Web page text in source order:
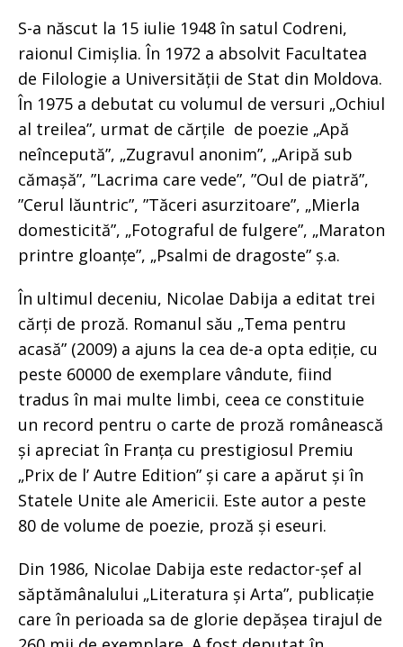
S-a născut la 15 iulie 1948 în satul Codreni,
raionul Cimișlia. În 1972 a absolvit Facultatea
de Filologie a Universității de Stat din Moldova.
În 1975 a debutat cu volumul de versuri „Ochiul
al treilea”, urmat de cărțile de poezie „Apă
neîncepută”, „Zugravul anonim”, „Aripă sub
cămașă”, ”Lacrima care vede”, ”Oul de piatră”,
”Cerul lăuntric”, ”Tăceri asurzitoare”, „Mierla
domesticită”, „Fotograful de fulgere”, „Maraton
printre gloanțe”, „Psalmi de dragoste” ș.a.
În ultimul deceniu, Nicolae Dabija a editat trei
cărți de proză. Romanul său „Tema pentru
acasă” (2009) a ajuns la cea de-a opta ediție, cu
peste 60000 de exemplare vândute, fiind
tradus în mai multe limbi, ceea ce constituie
un record pentru o carte de proză românească
și apreciat în Franța cu prestigiosul Premiu
„Prix de l’ Autre Edition” și care a apărut și în
Statele Unite ale Americii. Este autor a peste
80 de volume de poezie, proză și eseuri.
Din 1986, Nicolae Dabija este redactor-șef al
săptămânalului „Literatura și Arta”, publicație
care în perioada sa de glorie depășea tirajul de